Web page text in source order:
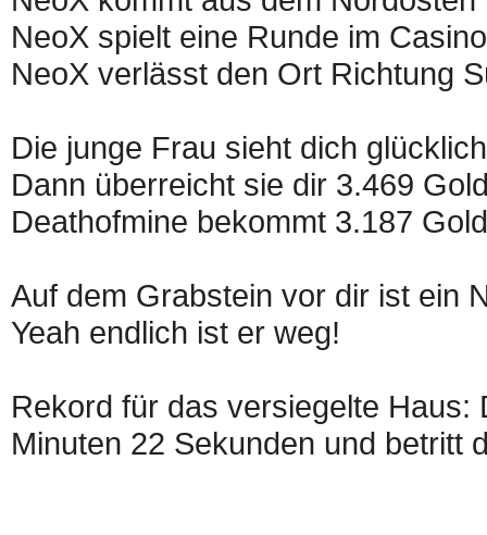
NeoX spielt eine Runde im
NeoX verlässt den Ort Richtung
Die junge Frau sieht dich
Dann überreicht sie dir 3.469
Deathofmine bekommt 3.187
Auf dem Grabstein vor dir ist ein
Yeah endlich ist er weg!
Rekord für das versiegelte
Minuten 22 Sekunden und betritt